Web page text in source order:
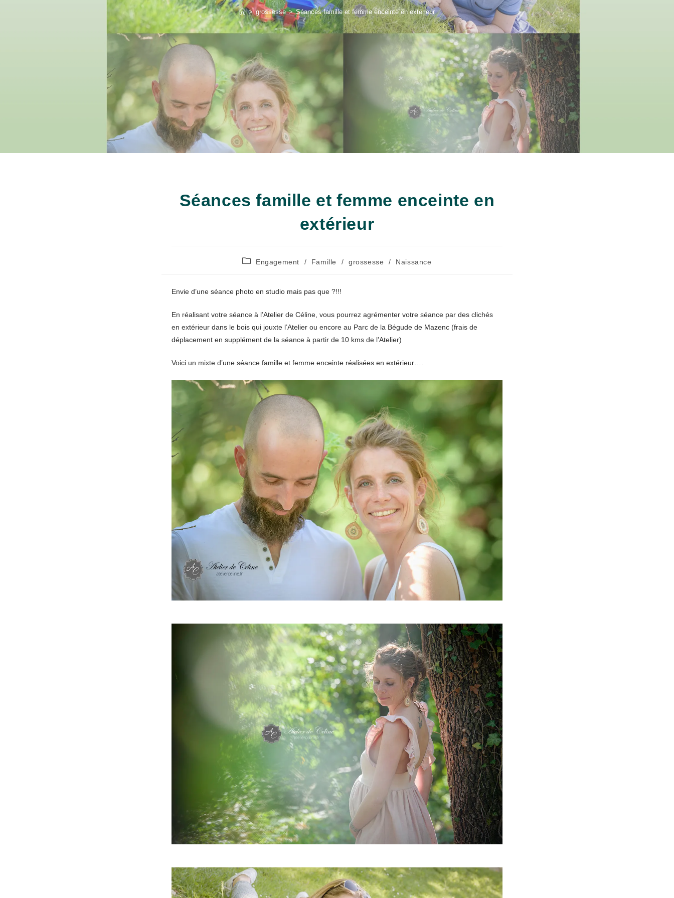
> grossesse > Séances famille et femme enceinte en extérieur
Séances famille et femme enceinte en
extérieur
PostEngagement / Famille / grossesse / Naissance
Envie d’une séance photo en studio mais pas que ?!!!
En réalisant votre séance à l’Atelier de Céline, vous pourrez agrémenter votre séance par des clichés
en extérieur dans le bois qui jouxte l’Atelier ou encore au Parc de la Bégude de Mazenc (frais de
déplacement en supplément de la séance à partir de 10 kms de l’Atelier)
Voici un mixte d’une séance famille et femme enceinte réalisées en extérieur….